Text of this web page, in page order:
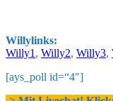
Willylinks:
Willy1, Willy2, Willy3,
[ays_poll id=“4″]